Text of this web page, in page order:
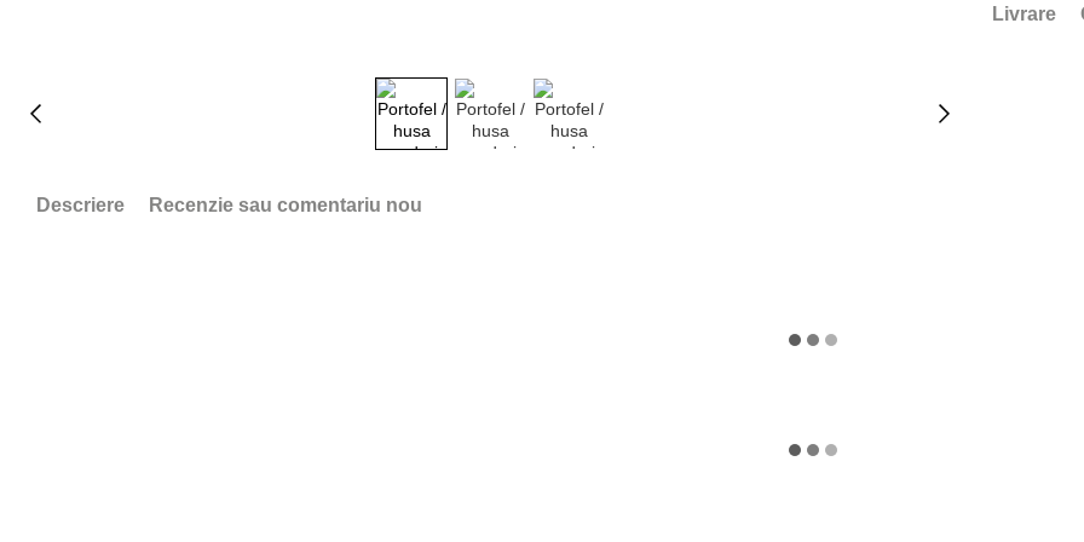
Descriere Recenzie sau comentariu nou
Livrare